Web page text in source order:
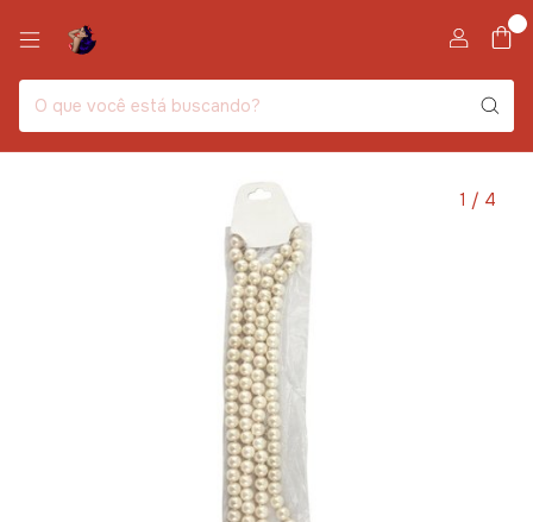
1 / 4